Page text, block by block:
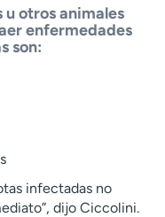
u otros animales
enfermedades
son:
infectadas no
dijo Ciccolini.